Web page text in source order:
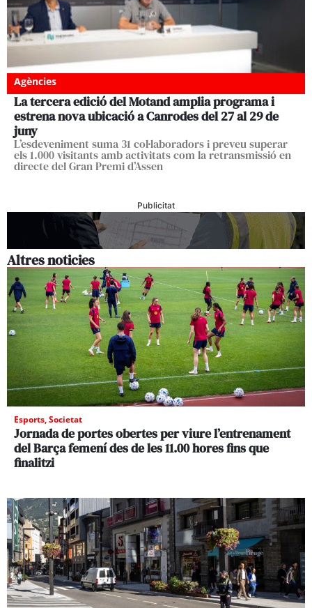
Agències
La tercera edició del Motand amplia programa i
estrena nova ubicació a Canrodes del 27 al 29 de
juny
L’esdeveniment suma 31 col·laboradors i preveu superar
els 1.000 visitants amb activitats com la retransmissió en
directe del Gran Premi d’Assen
Publicitat
Altres noticies
Esports,Societat
Jornada de portes obertes per viure l’entrenament
del Barça femení des de les 11.00 hores fins que
finalitzi